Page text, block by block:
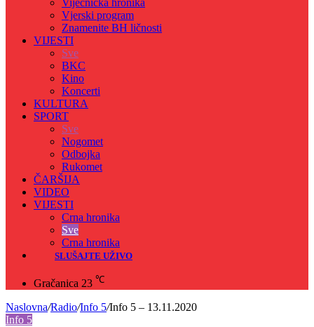
Vijećnićka hronika
Vjerski program
Znamenite BH ličnosti
VIJESTI
Sve
BKC
Kino
Koncerti
KULTURA
SPORT
Sve
Nogomet
Odbojka
Rukomet
ČARŠIJA
VIDEO
VIJESTI
Crna hronika
Sve
Crna hronika
SLUŠAJTE UŽIVO
Gračanica 23 ℃
Naslovna/Radio/Info 5/Info 5 – 13.11.2020
Info 5